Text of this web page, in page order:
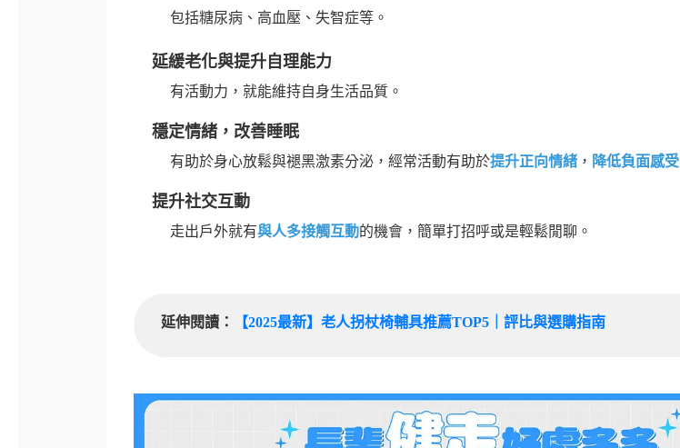
包括糖尿病、高血壓、失智症等。
延緩老化與提升自理能力
有活動力，就能維持自身生活品質。
穩定情緒，改善睡眠
有助於身心放鬆與褪黑激素分泌，經常活動有助於提升正向情緒 ， 降低負面感受
提升社交互動
走出戶外就有與人多接觸互動的機會，簡單打招呼或是輕鬆閒聊。
延伸閱讀： 【2025最新】老人拐杖椅輔具推薦TOP5｜評比與選購指南